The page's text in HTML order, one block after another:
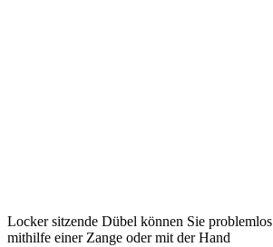
Locker sitzende Dübel können Sie problemlos
mithilfe einer Zange oder mit der Hand